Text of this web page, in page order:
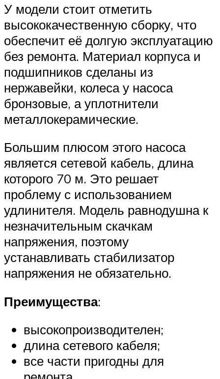
У модели стоит отметить
высококачественную сборку, что
обеспечит её долгую эксплуатацию
без ремонта. Материал корпуса и
подшипников сделаны из
нержавейки, колеса у насоса
бронзовые, а уплотнители
металлокерамические.
Большим плюсом этого насоса
является сетевой кабель, длина
которого 70 м. Это решает
проблему с использованием
удлинителя. Модель равнодушна к
незначительным скачкам
напряжения, поэтому
устанавливать стабилизатор
напряжения не обязательно.
Преимущества:
высокопроизводителен;
длина сетевого кабеля;
все части пригодны для